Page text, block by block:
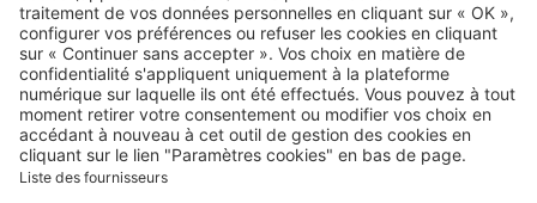
Qui sommes-nous ?
Contacter le service client
Nous rejoindre
Presse